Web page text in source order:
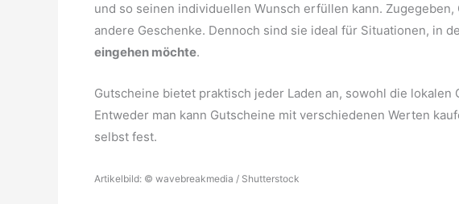
und so seinen individuellen Wunsch erfüllen kann.
andere Geschenke. Dennoch sind sie ideal für Situationen, in
eingehen möchte.
Gutscheine bietet praktisch jeder Laden an, sowohl die lokalen
Entweder man kann Gutscheine mit verschiedenen Werten
selbst fest.
Artikelbild: © wavebreakmedia / Shutterstock